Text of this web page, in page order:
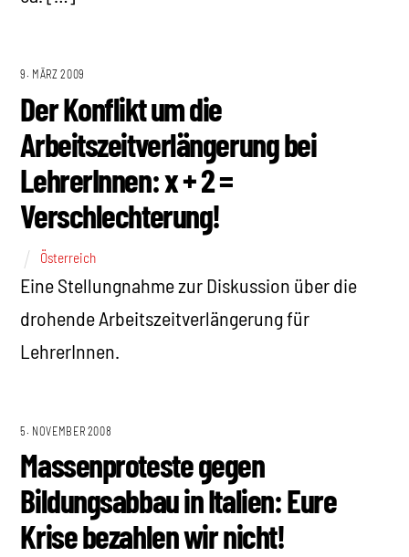
9. MÄRZ 2009
Der Konflikt um die
Arbeitszeitverlängerung bei
LehrerInnen: x + 2 =
Verschlechterung!
Österreich
Eine Stellungnahme zur Diskussion über die
drohende Arbeitszeitverlängerung für
LehrerInnen.
5. NOVEMBER 2008
Massenproteste gegen
Bildungsabbau in Italien: Eure
Krise bezahlen wir nicht!